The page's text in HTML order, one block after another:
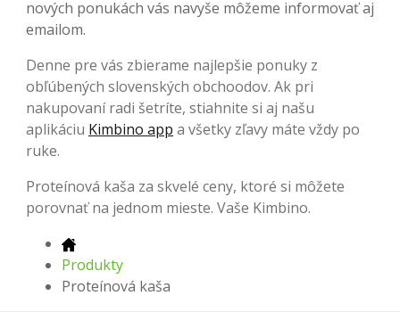
nových ponukách vás navyše môžeme informovať aj
emailom.
Denne pre vás zbierame najlepšie ponuky z
obľúbených slovenských obchoodov. Ak pri
nakupovaní radi šetríte, stiahnite si aj našu
aplikáciu Kimbino app a všetky zľavy máte vždy po
ruke.
Proteínová kaša za skvelé ceny, ktoré si môžete
porovnať na jednom mieste. Vaše Kimbino.
Produkty
Proteínová kaša